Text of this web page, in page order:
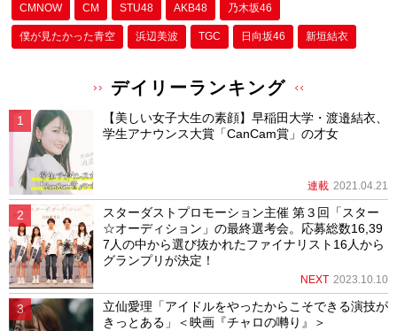
CMNOW CM STU48 AKB48 乃木坂46
僕が⾒たかった⻘空 浜辺美波 TGC 日向坂46 新垣結衣
デイリーランキング
【美しい女子大生の素顔】早稲田大学・渡邉結衣、
学生アナウンス大賞「CanCam賞」の才女
連載 2021.04.21
スターダストプロモーション主催 第３回「スター
☆オーディション」の最終選考会。応募総数16,39
7人の中から選び抜かれたファイナリスト16人から
グランプリが決定！
NEXT 2023.10.10
立仙愛理「アイドルをやったからこそできる演技が
きっとある」＜映画『チャロの囀り』＞